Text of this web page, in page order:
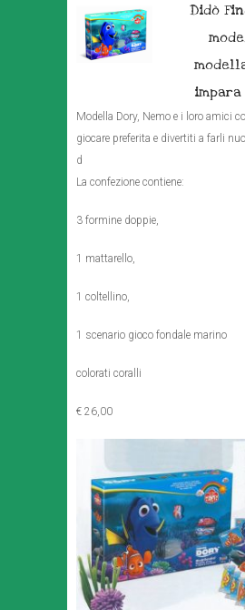
Didò
Modella Dory, Nemo e i loro amici
giocare preferita e divertiti a farli
d
La confezione contiene:
3 formine doppie,
1 mattarello,
1 coltellino,
1 scenario gioco fondale marino
colorati coralli
€ 26,00